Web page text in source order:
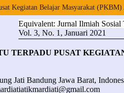
Kegiatan Belajar Masyarakat